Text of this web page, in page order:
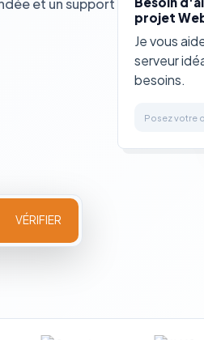
VÉRIFIER
projet
Je vous
serveur
besoins.
Posez votre